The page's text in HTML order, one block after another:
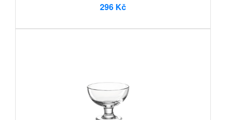
296 Kč